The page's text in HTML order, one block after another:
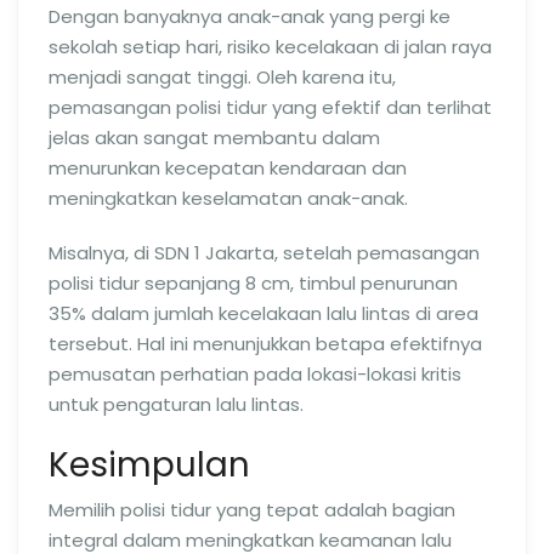
Dengan banyaknya anak-anak yang pergi ke
sekolah setiap hari, risiko kecelakaan di jalan raya
menjadi sangat tinggi. Oleh karena itu,
pemasangan polisi tidur yang efektif dan terlihat
jelas akan sangat membantu dalam
menurunkan kecepatan kendaraan dan
meningkatkan keselamatan anak-anak.
Misalnya, di SDN 1 Jakarta, setelah pemasangan
polisi tidur sepanjang 8 cm, timbul penurunan
35% dalam jumlah kecelakaan lalu lintas di area
tersebut. Hal ini menunjukkan betapa efektifnya
pemusatan perhatian pada lokasi-lokasi kritis
untuk pengaturan lalu lintas.
Kesimpulan
Memilih polisi tidur yang tepat adalah bagian
integral dalam meningkatkan keamanan lalu